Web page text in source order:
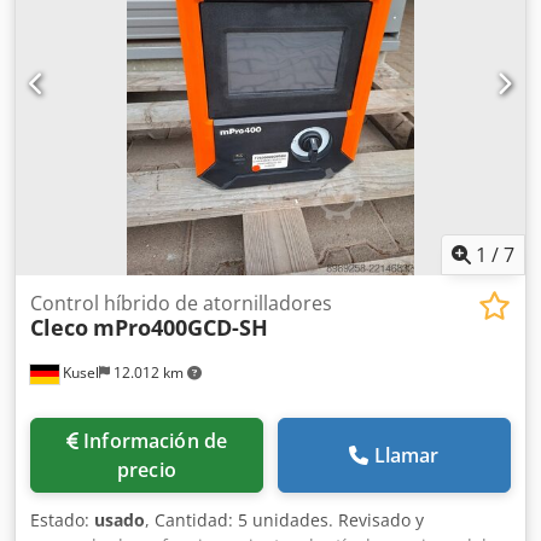
incluye ordenador, software, dongle y documentación la
máquina está bajo tensión para inspección
1 /7
Kusel 12.012 km
Control híbrido de atornilladores
Cleco mPro400GCD-SH
Información de
precio
Llamar
Estado: usado, Cantidad: 5 unidades. Revisado y